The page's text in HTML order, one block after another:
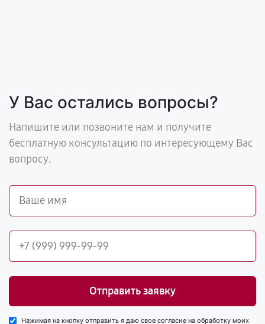
У Вас остались вопросы?
Напишите или позвоните нам и получите
бесплатную консультацию по интересующему Вас
вопросу.
Отправить заявку
Нажимая на кнопку отправить я даю свое согласие на обработку моих